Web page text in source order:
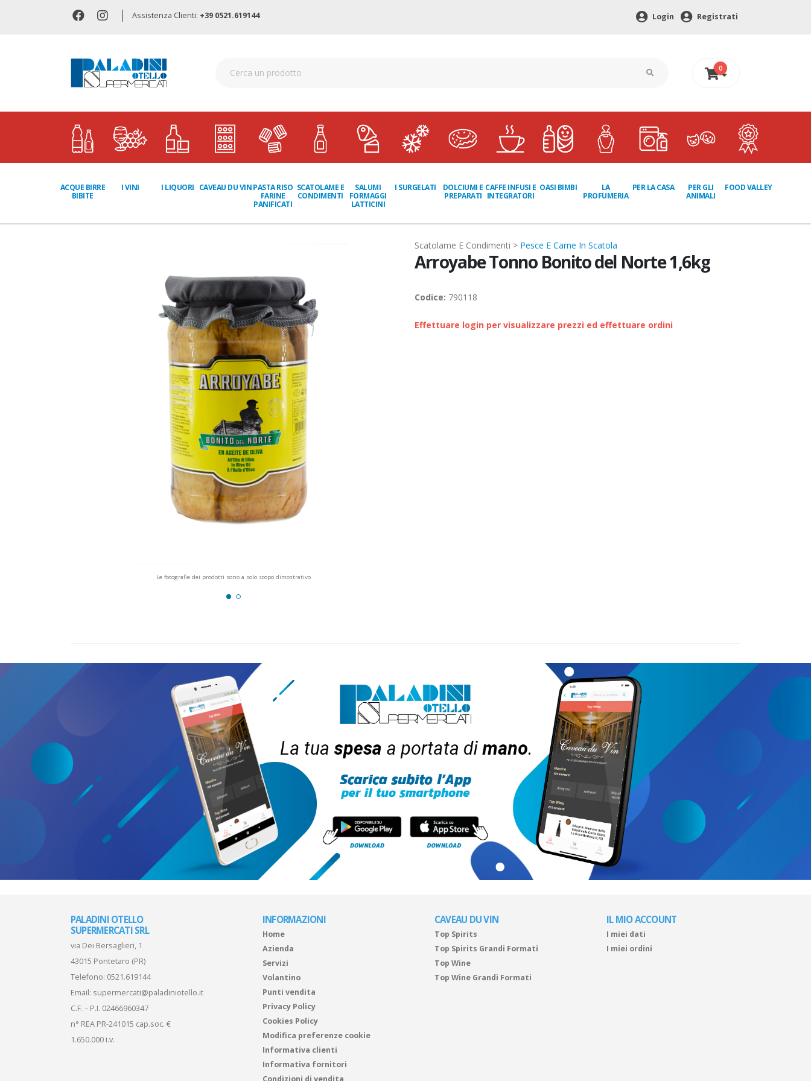
| Assistenza Clienti: +39 0521.619144 Login Registrati
0
0 €
ACQUE BIRRE
BIBITE
I VINI I LIQUORI CAVEAU DU VINPASTA RISO
FARINE
PANIFICATI
SCATOLAME E
CONDIMENTI
SALUMI
FORMAGGI
LATTICINI
I SURGELATI
DOLCIUMI E
PREPARATI
CAFFE INFUSI E
INTEGRATORI
OASI BIMBI
LA
PROFUMERIA
PER LA CASA
PER GLI
ANIMALI
FOOD VALLEY
Le fotografie dei prodotti sono a solo scopo dimostrativo
Scatolame E Condimenti > Pesce E Carne In Scatola
Arroyabe Tonno Bonito del Norte 1,6kg
Codice: 790118
Effettuare login per visualizzare prezzi ed effettuare ordini
PALADINI OTELLO
SUPERMERCATI SRL
via Dei Bersaglieri, 1
43015 Pontetaro (PR)
Telefono: 0521.619144
Email: supermercati@paladiniotello.it
C.F. – P.I. 02466960347
n° REA PR-241015 cap.soc. €
1.650.000 i.v.
INFORMAZIONI
Home
Azienda
Servizi
Volantino
Punti vendita
Privacy Policy
Cookies Policy
Modifica preferenze cookie
Informativa clienti
Informativa fornitori
Condizioni di vendita
CAVEAU DU VIN
Top Spirits
Top Spirits Grandi Formati
Top Wine
Top Wine Grandi Formati
IL MIO ACCOUNT
I miei dati
I miei ordini